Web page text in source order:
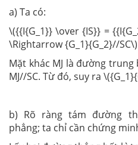
a) Ta có:
\({{I{G_1}} \over {IS}} =
\Rightarrow {G_1}{G_2}//SC\)
Mặt khác MJ là đường trung
MJ//SC. Từ đó, suy ra
b) Rõ ràng tám đường
phẳng; ta chỉ cần chứng